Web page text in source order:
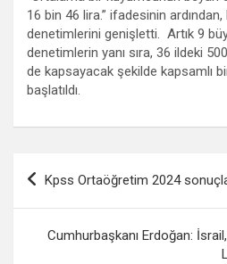
16 bin 46 lira.” ifadesinin
denetimlerini genişletti. Artık 9
denetimlerin yanı sıra, 36 ildeki
de kapsayacak şekilde kapsamlı
başlatıldı.
Yazı
gezinmesi
Kpss Ortaöğretim 2024
Cumhurbaşkanı Erdoğan: